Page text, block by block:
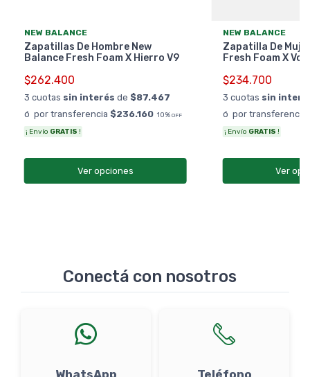
NEW BALANCE
Zapatillas De Hombre New
Balance Fresh Foam X Hierro V9
$262.400
3 cuotas sin interés de $87.467
ó por transferencia $236.160 10% OFF
¡ Envío GRATIS !
Ver opciones
NEW BALANCE
Zapatilla De
Fresh Foam X
$234.700
3 cuotas sin
ó por transferencia
¡ Envío GRATIS !
Ver
Conectá con nosotros
WhatsApp Teléfono